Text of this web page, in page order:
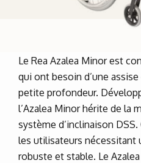
Le Rea Azalea Minor est
qui ont besoin d’une
petite profondeur.
l’Azalea Minor hérite de la
système d’inclinaison
les utilisateurs nécessitant
robuste et stable. Le